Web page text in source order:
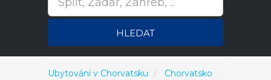
HLEDAT
Ubytování v Chorvatsku
Chorvatsko